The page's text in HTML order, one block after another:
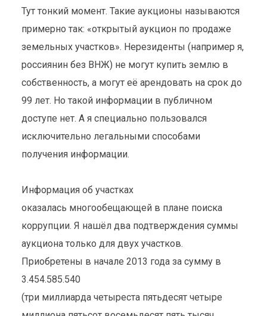
Тут тонкий момент. Такие аукционы называются
примерно так: «открытый аукцион по продаже
земельных участков». Нерезиденты (например я,
россиянин без ВНЖ) не могут купить землю в
собственность, а могут её арендовать на срок до
99 лет. Но такой информации в публичном
доступе нет. А я специально пользовался
исключительно легальными способами
получения информации.
Информация об участках
оказалась многообещающей в плане поиска
коррупции. Я нашёл два подтверждения суммы
аукциона только для двух участков.
Приобретены в начале 2013 года за сумму в
3.454.585.540
(три миллиарда четыреста пятьдесят четыре